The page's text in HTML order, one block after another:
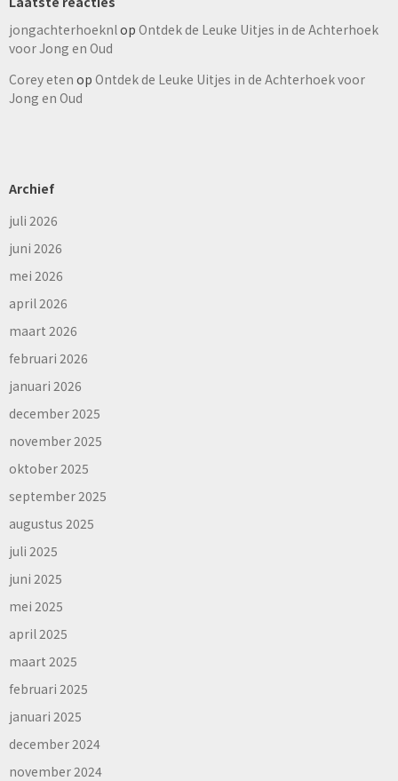
jongachterhoeknl op Ontdek de Leuke Uitjes in de Achterhoek
voor Jong en Oud
Corey eten op Ontdek de Leuke Uitjes in de Achterhoek voor
Jong en Oud
Archief
juli 2026
juni 2026
mei 2026
april 2026
maart 2026
februari 2026
januari 2026
december 2025
november 2025
oktober 2025
september 2025
augustus 2025
juli 2025
juni 2025
mei 2025
april 2025
maart 2025
februari 2025
januari 2025
december 2024
november 2024